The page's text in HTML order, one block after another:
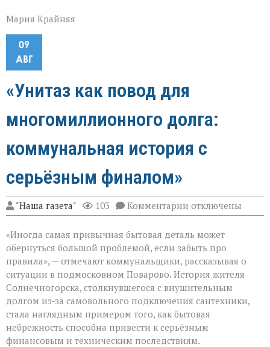
Мария Крайняя
09
АВГ
«Унитаз как повод для
многомиллионного долга:
коммунальная история с
серьёзным финалом»
"Наша газета" 103 Комментарии к
записи
как
повод
долга:
коммунальная
история
с
серьёзным
финалом»
отключены
«Иногда самая привычная бытовая деталь может
обернуться большой проблемой, если забыть про
правила», — отмечают коммунальщики, рассказывая о
ситуации в подмосковном Поварово. История жителя
Солнечногорска, столкнувшегося с внушительным
долгом из‑за самовольного подключения сантехники,
стала наглядным примером того, как бытовая
небрежность способна привести к серьёзным
финансовым и техническим последствиям.